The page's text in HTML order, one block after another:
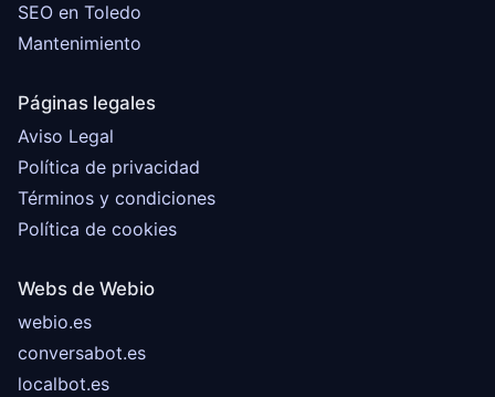
SEO en Toledo
Mantenimiento
Páginas legales
Aviso Legal
Política de privacidad
Términos y condiciones
Política de cookies
Webs de Webio
webio.es
conversabot.es
localbot.es